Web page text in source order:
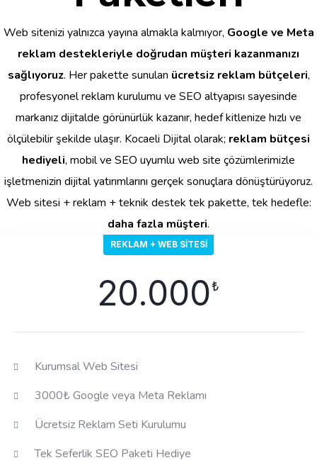
Web sitenizi yalnızca yayına almakla kalmıyor, Google ve Meta
reklam destekleriyle doğrudan müşteri kazanmanızı
sağlıyoruz. Her pakette sunulan ücretsiz reklam bütçeleri,
profesyonel reklam kurulumu ve SEO altyapısı sayesinde
markanız dijitalde görünürlük kazanır, hedef kitlenize hızlı ve
ölçülebilir şekilde ulaşır. Kocaeli Dijital olarak; reklam bütçesi
hediyeli, mobil ve SEO uyumlu web site çözümlerimizle
işletmenizin dijital yatırımlarını gerçek sonuçlara dönüştürüyoruz.
Web sitesi + reklam + teknik destek tek pakette, tek hedefle:
daha fazla müşteri.
REKLAM + WEB SITESI
20.000₺
Kurumsal Web Sitesi
3000₺ Google veya Meta Reklamı
Ücretsiz Reklam Seti Kurulumu
Tek Seferlik SEO Paketi Hediye